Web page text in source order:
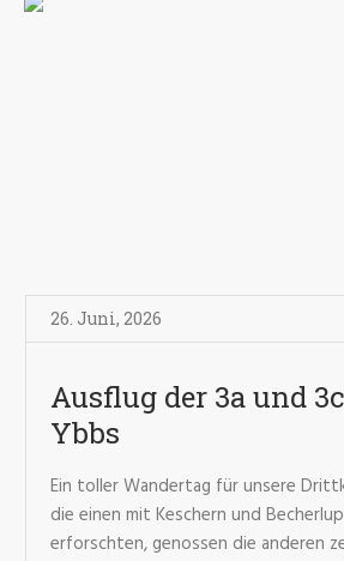
26. Juni, 2026
Ausflug der 3a und
Ybbs
Ein toller Wandertag für unsere
die einen mit Keschern und
erforschten, genossen die anderen